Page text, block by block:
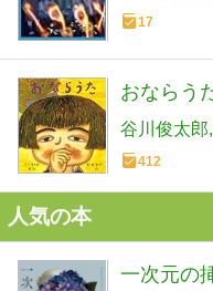
17
おならう
谷川俊太郎
412
人気の本
一次元の